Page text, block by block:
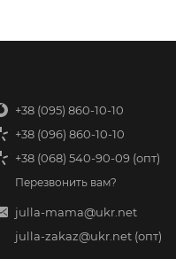
+38 (095) 860-10-10
+38 (096) 860-10-10
+38 (068) 540-90-09 (опт)
Перезвонить вам?
julla-mama@ukr.net
julla-zakaz@ukr.net (опт)